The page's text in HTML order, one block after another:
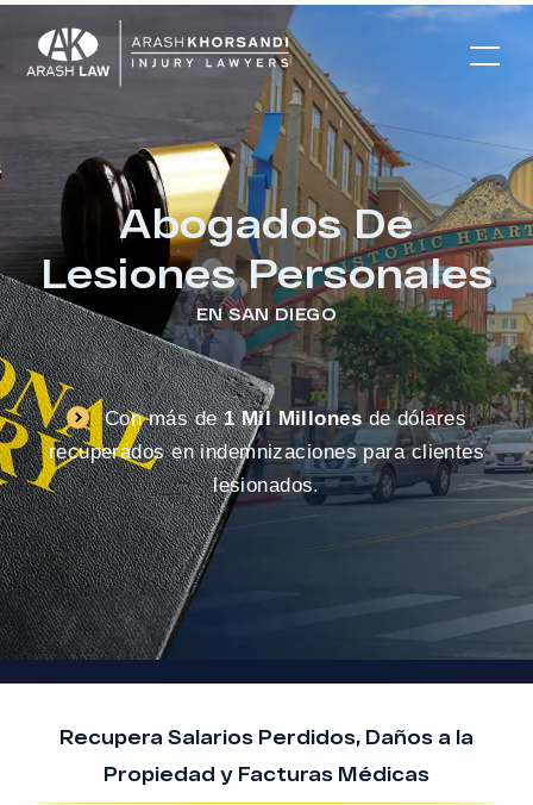
Abogados De
Lesiones Personales
EN SAN DIEGO
Con más de1 Mil Millonesde dólares
recuperados en indemnizaciones para clientes
lesionados.
Recupera Salarios Perdidos, Daños a la
Propiedad y Facturas Médicas